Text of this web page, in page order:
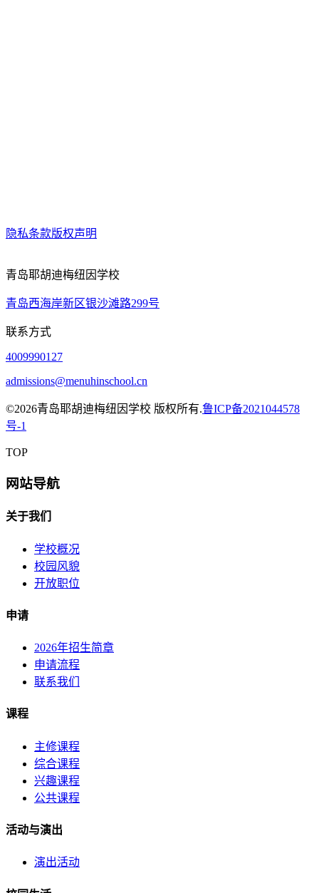
隐私条款版权声明
青岛耶胡迪梅纽因学校
青岛西海岸新区银沙滩路299号
联系方式
4009990127
admissions@menuhinschool.cn
©2026青岛耶胡迪梅纽因学校 版权所有.鲁ICP备2021044578
号-1
TOP
网站导航
关于我们
学校概况
校园风貌
开放职位
申请
2026年招生简章
申请流程
联系我们
课程
主修课程
综合课程
兴趣课程
公共课程
活动与演出
演出活动